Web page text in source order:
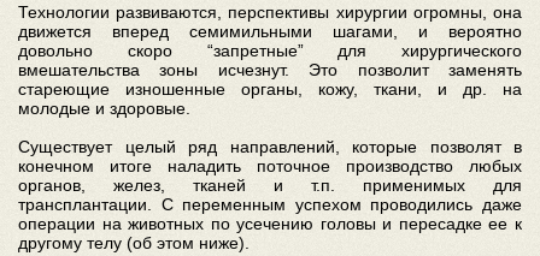
Технологии развиваются, перспективы хирургии огромны, она
движется вперед семимильными шагами, и вероятно
довольно скоро “запретные” для хирургического
вмешательства зоны исчезнут. Это позволит заменять
стареющие изношенные органы, кожу, ткани, и др. на
молодые и здоровые.
Существует целый ряд направлений, которые позволят в
конечном итоге наладить поточное производство любых
органов, желез, тканей и т.п. применимых для
трансплантации. С переменным успехом проводились даже
операции на животных по усечению головы и пересадке ее к
другому телу (об этом ниже).